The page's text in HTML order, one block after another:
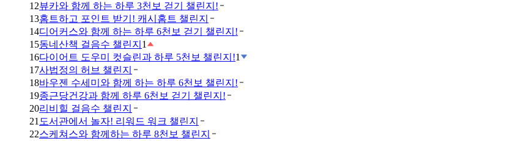
12뷰카와 함께 하는 하루 3천보 걷기 챌린지!
13홈트하고 포인트 받기! 캐시홈트 챌린지
14디어커스와 함께 하는 하루 6천보 걷기 챌린지!
15동네산책 걸음수 챌린지 1
16다이어트 도우미 컷슬린과 하루 5천보 챌린지!1
17사법정의 허브 챌린지
18바우젠 수세미와 함께 하는 하루 6천보 챌린지!
19종근당건강과 함께 하루 6천보 걷기 챌린지!
20리비힐 걸음수 챌린지
21 도서관에서 놀자! 리워드 워크 챌린지
22스케쳐스와 함께하는 하루 8천보 챌린지